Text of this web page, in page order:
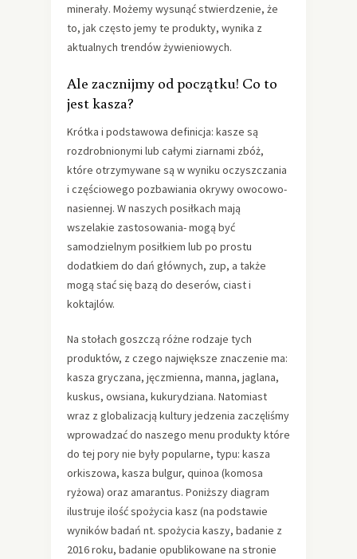
minerały. Możemy wysunąć stwierdzenie, że
to, jak często jemy te produkty, wynika z
aktualnych trendów żywieniowych.
Ale zacznijmy od początku! Co to
jest kasza?
Krótka i podstawowa definicja: kasze są
rozdrobnionymi lub całymi ziarnami zbóż,
które otrzymywane są w wyniku oczyszczania
i częściowego pozbawiania okrywy owocowo-
nasiennej. W naszych posiłkach mają
wszelakie zastosowania- mogą być
samodzielnym posiłkiem lub po prostu
dodatkiem do dań głównych, zup, a także
mogą stać się bazą do deserów, ciast i
koktajlów.
Na stołach goszczą różne rodzaje tych
produktów, z czego największe znaczenie ma:
kasza gryczana, jęczmienna, manna, jaglana,
kuskus, owsiana, kukurydziana. Natomiast
wraz z globalizacją kultury jedzenia zaczęliśmy
wprowadzać do naszego menu produkty które
do tej pory nie były popularne, typu: kasza
orkiszowa, kasza bulgur, quinoa (komosa
ryżowa) oraz amarantus. Poniższy diagram
ilustruje ilość spożycia kasz (na podstawie
wyników badań nt. spożycia kaszy, badanie z
2016 roku, badanie opublikowane na stronie